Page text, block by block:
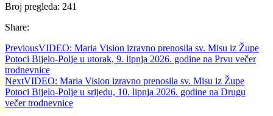
Broj pregleda: 241
Share:
PreviousVIDEO: Maria Vision izravno prenosila sv. Misu iz Župe
Potoci Bijelo-Polje u utorak, 9. lipnja 2026. godine na Prvu večer
trodnevnice
NextVIDEO: Maria Vision izravno prenosila sv. Misu iz Župe
Potoci Bijelo-Polje u srijedu, 10. lipnja 2026. godine na Drugu
večer trodnevnice